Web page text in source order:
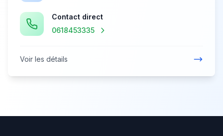
Contact direct
0618453335
Voir les détails